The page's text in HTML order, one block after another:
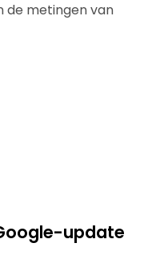
de metingen van
update